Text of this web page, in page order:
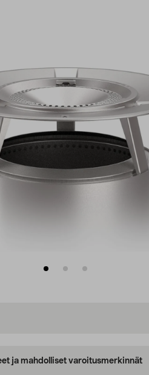
ja mahdolliset varoitusmerkinnät